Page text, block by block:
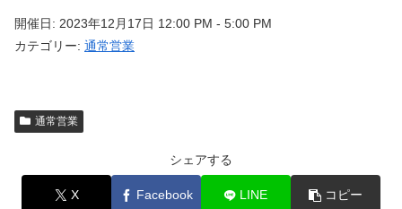
開催日: 2023年12月17日 12:00 PM - 5:00 PM
カテゴリー: 通常営業
通常営業
シェアする
X Facebook LINE コピー